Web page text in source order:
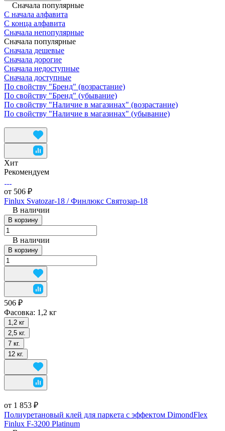
Сначала популярные
С начала алфавита
С конца алфавита
Сначала непопулярные
Сначала популярные
Сначала дешевые
Сначала дорогие
Сначала недоступные
Сначала доступные
По свойству "Бренд" (возрастание)
По свойству "Бренд" (убывание)
По свойству "Наличие в магазинах" (возрастание)
По свойству "Наличие в магазинах" (убывание)
Хит
Рекомендуем
от 506 ₽
Finlux Svatozar-18 / Финлюкс Святозар-18
В наличии
В корзину
В наличии
В корзину
506 ₽
Фасовка: 1,2 кг
1,2 кг
2,5 кг.
7 кг.
12 кг.
от 1 853 ₽
Полиуретановый клей для паркета с эффектом DimondFlex
Finlux F-3200 Platinum